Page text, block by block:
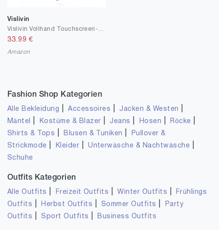
Vislivin
33.99 €
Amazon
Fashion Shop Kategorien
Alle Bekleidung |Accessoires Jacken & Westen
Mäntel Kostüme & Blazer Jeans Hosen Röcke
Shirts & Tops Blusen & Tuniken
Pullover &
Strickmode
Kleider |Unterwäsche & Nachtwäsche
Schuhe
Outfits Kategorien
Alle Outfits Freizeit Outfits |Winter Outfits
Frühlings
Outfits
Herbst Outfits Sommer Outfits
Party
Outfits
Sport Outfits Business Outfits